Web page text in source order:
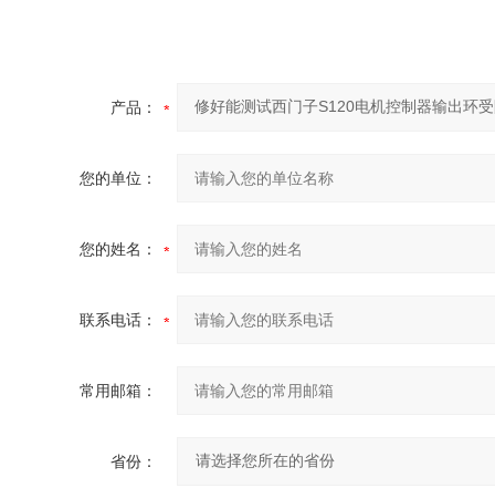
产品：
您的单位：
您的姓名：
联系电话：
常用邮箱：
省份：